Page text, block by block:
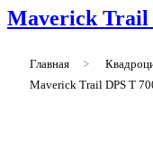
Maverick Trail
Главная >
Maverick Trail DPS T